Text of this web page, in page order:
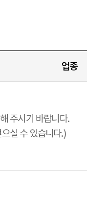
업종
주시기 바랍니다.
실 수 있습니다.)